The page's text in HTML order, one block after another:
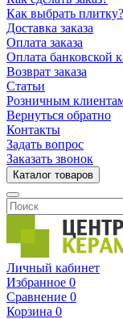
Как выбрать плитку?
Доставка заказа
Оплата заказа
Оплата банковской
Возврат заказа
Статьи
Розничным
Вернуться обратно
Контакты
Задать вопрос
Заказать звонок
Каталог товаров
Личный кабинет
Избранное 0
Сравнение 0
Корзина 0